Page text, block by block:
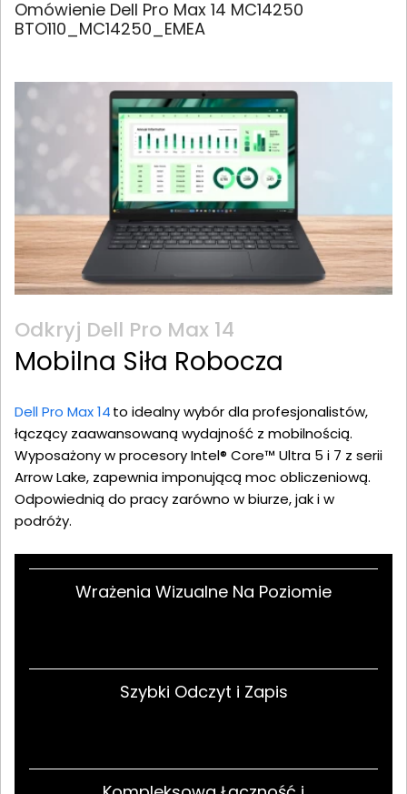
Omówienie Dell Pro Max 14 MC14250
BTO110_MC14250_EMEA
Odkryj Dell Pro Max 14
Mobilna Siła Robocza
Dell Pro Max 14to idealny wybór dla profesjonalistów,
łączący zaawansowaną wydajność z mobilnością.
Wyposażony w procesory Intel® Core™ Ultra 5 i 7 z serii
Arrow Lake, zapewnia imponującą moc obliczeniową.
Odpowiednią do pracy zarówno w biurze, jak i w
podróży.
Wrażenia Wizualne Na Poziomie
Szybki Odczyt i Zapis